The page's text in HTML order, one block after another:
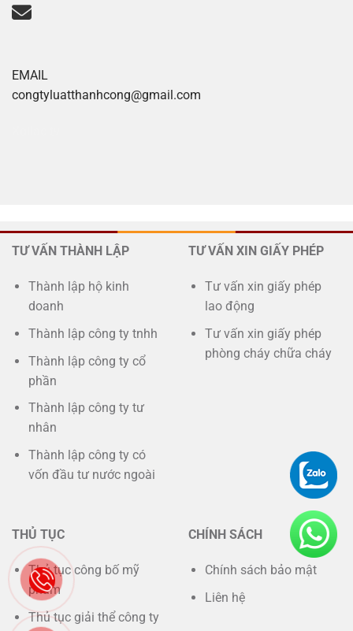
EMAIL
congtyluatthanhcong@gmail.com
TƯ VẤN THÀNH LẬP
Thành lập hộ kinh
doanh
Thành lập công ty tnhh
Thành lập công ty cổ
phần
Thành lập công ty tư
nhân
Thành lập công ty có
vốn đầu tư nước ngoài
TƯ VẤN XIN GIẤY PHÉP
Tư vấn xin giấy phép
lao động
Tư vấn xin giấy phép
phòng cháy chữa cháy
THỦ TỤC
Thủ tục công bố mỹ
phẩm
Thủ tục giải thể công ty
CHÍNH SÁCH
Chính sách bảo mật
Liên hệ